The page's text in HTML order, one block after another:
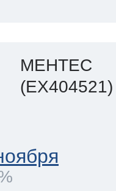
МЕНТЕС
(EX404521)